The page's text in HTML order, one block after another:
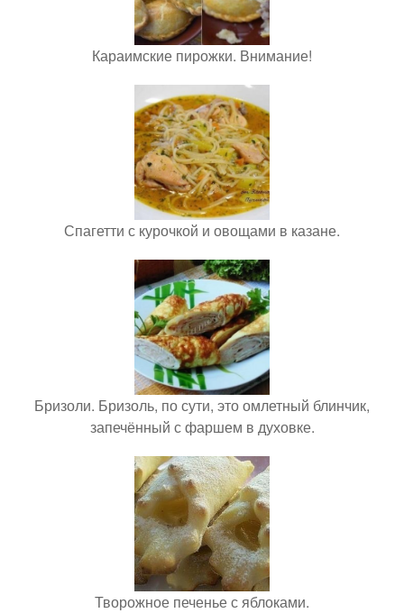
Караимские пирожки. Внимание!
Спагетти с курочкой и овощами в казане.
Бризоли. Бризоль, по сути, это омлетный блинчик,
запечённый с фаршем в духовке.
Творожное печенье с яблоками.